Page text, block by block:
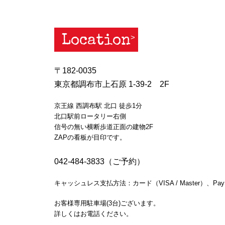
Location
〒182-0035
東京都調布市上石原 1-39-2 2F
京王線 西調布駅 北口 徒歩1分
北口駅前ロータリー右側
信号の無い横断歩道正面の建物2F
ZAPの看板が目印です。
042-484-3833（ご予約）
キャッシュレス支払方法：カード（VISA / Master）、
お客様専用駐車場(3台)ございます。
詳しくはお電話ください。